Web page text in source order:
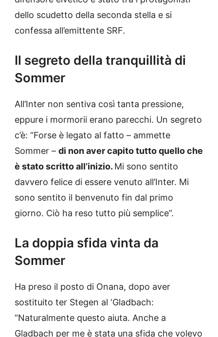
dello scudetto della seconda stella e si
confessa all’emittente SRF.
Il segreto della tranquillità di
Sommer
All’Inter non sentiva così tanta pressione,
eppure i mormorii erano parecchi. Un segreto
c’è: “Forse è legato al fatto – ammette
Sommer – di non aver capito tutto quello che
è stato scritto all’inizio. Mi sono sentito
davvero felice di essere venuto all’Inter. Mi
sono sentito il benvenuto fin dal primo
giorno. Ciò ha reso tutto più semplice”.
La doppia sfida vinta da
Sommer
Ha preso il posto di Onana, dopo aver
sostituito ter Stegen al ‘Gladbach:
“Naturalmente questo aiuta. Anche a
Gladbach per me è stata una sfida che volevo